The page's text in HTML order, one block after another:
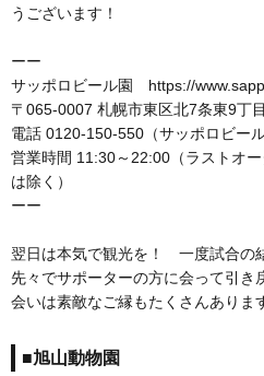
うございます！
ーー
サッポロビール園 https://
〒065-0007 札幌市東区北7条東9丁
電話 0120-150-550（サッポロビー
営業時間 11:30～22:00（ラストオ
は除く）
ーー
翌日は本気で観光を！ 一度試合の
先々でサポーターの方に会って引き
会いは素敵なご縁もたくさんありま
■旭山動物園